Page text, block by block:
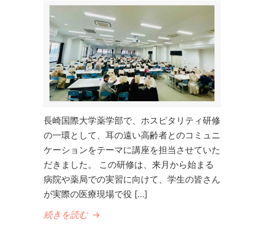
長崎国際大学薬学部で、ホスピタリティ研修
の一環として、耳の遠い高齢者とのコミュニ
ケーションをテーマに講座を担当させていた
だきました。 この研修は、来月から始まる
病院や薬局での実習に向けて、学生の皆さん
が実際の医療現場で役 […]
続きを読む →